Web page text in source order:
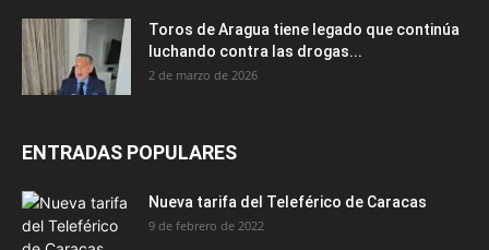
Toros de Aragua tiene legado que continúa
luchando contra las drogas...
2 de marzo de 2026
ENTRADAS POPULARES
Nueva tarifa del Teleférico de Caracas
9 de febrero de 2022